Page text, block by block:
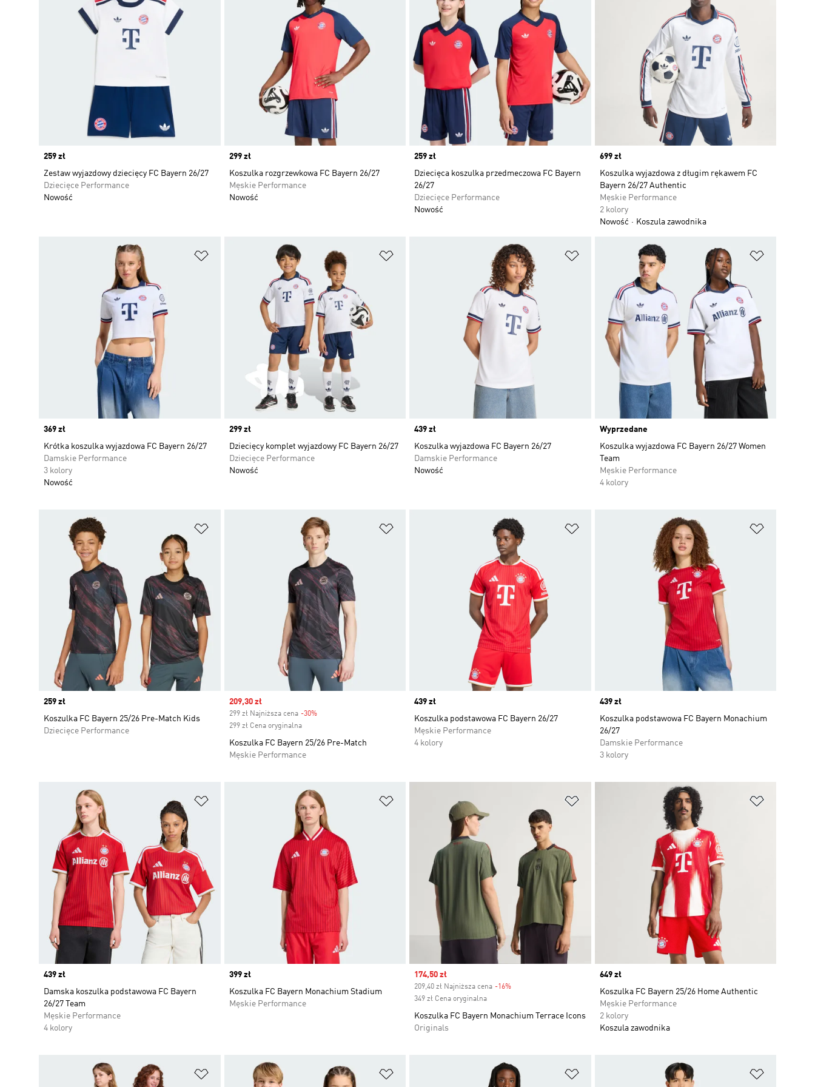
Price
259 zł
Zestaw wyjazdowy dziecięcy FC Bayern 26/27
Dziecięce Performance
Nowość
Price
299 zł
Koszulka rozgrzewkowa FC Bayern 26/27
Męskie Performance
Nowość
Price
259 zł
Dziecięca koszulka przedmeczowa FC Bayern
26/27
Dziecięce Performance
Nowość
Price
699 zł
Koszulka wyjazdowa z długim rękawem FC
Bayern 26/27 Authentic
Męskie Performance
2 kolory
Nowość
Koszula zawodnika
Dodaj do listy życzeń
Price
369 zł
Krótka koszulka wyjazdowa FC Bayern 26/27
Damskie Performance
3 kolory
Nowość
Price
299 zł
Dziecięcy komplet wyjazdowy FC Bayern 26/27
Dziecięce Performance
Nowość
Dodaj do listy życzeń
Price
439 zł
Koszulka wyjazdowa FC Bayern 26/27
Damskie Performance
Nowość
Wyprzedane
Koszulka wyjazdowa FC Bayern 26/27 Women
Team
Męskie Performance
4 kolory
Price
259 zł
Koszulka FC Bayern 25/26 Pre-Match Kids
Dziecięce Performance
Sale price
209,30 zł
299 zł Najniższa cena -30%Discount
299 zł Cena oryginalna
Koszulka FC Bayern 25/26 Pre-Match
Męskie Performance
Dodaj do listy życzeń
Price
439 zł
Koszulka podstawowa FC Bayern 26/27
Męskie Performance
4 kolory
Price
439 zł
Koszulka podstawowa FC Bayern Monachium
26/27
Damskie Performance
3 kolory
Dodaj do listy życzeń
Price
439 zł
Damska koszulka podstawowa FC Bayern
26/27 Team
Męskie Performance
4 kolory
Price
399 zł
Koszulka FC Bayern Monachium Stadium
Męskie Performance
Dodaj do listy życzeń
Sale price
174,50 zł
209,40 zł Najniższa cena -16%
349 zł Cena oryginalna
Koszulka FC Bayern Monachium Terrace Icons
Originals
Price
649 zł
Koszulka FC Bayern 25/26 Home Authentic
Męskie Performance
2 kolory
Koszula zawodnika
Dodaj do listy życzeń Dodaj do listy życzeń